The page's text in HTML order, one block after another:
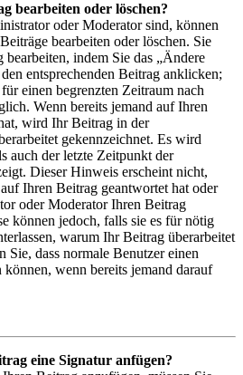
bearbeiten oder löschen?
oder Moderator sind, können
bearbeiten oder löschen. Sie
bearbeiten, indem Sie das „Ändere
entsprechenden Beitrag anklicken;
einen begrenzten Zeitraum nach
Wenn bereits jemand auf Ihren
wird Ihr Beitrag in der
gekennzeichnet. Es wird
auch der letzte Zeitpunkt der
Dieser Hinweis erscheint nicht,
Ihren Beitrag geantwortet hat oder
oder Moderator Ihren Beitrag
können jedoch, falls sie es für nötig
warum Ihr Beitrag überarbeitet
Sie, dass normale Benutzer einen
wenn bereits jemand darauf
eine Signatur anfügen?